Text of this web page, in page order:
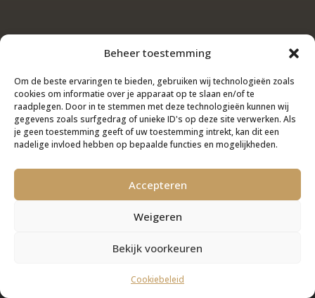
Beheer toestemming
Om de beste ervaringen te bieden, gebruiken wij technologieën zoals
cookies om informatie over je apparaat op te slaan en/of te
raadplegen. Door in te stemmen met deze technologieën kunnen wij
gegevens zoals surfgedrag of unieke ID's op deze site verwerken. Als
je geen toestemming geeft of uw toestemming intrekt, kan dit een
nadelige invloed hebben op bepaalde functies en mogelijkheden.
Accepteren
Weigeren
Bekijk voorkeuren
Cookiebeleid